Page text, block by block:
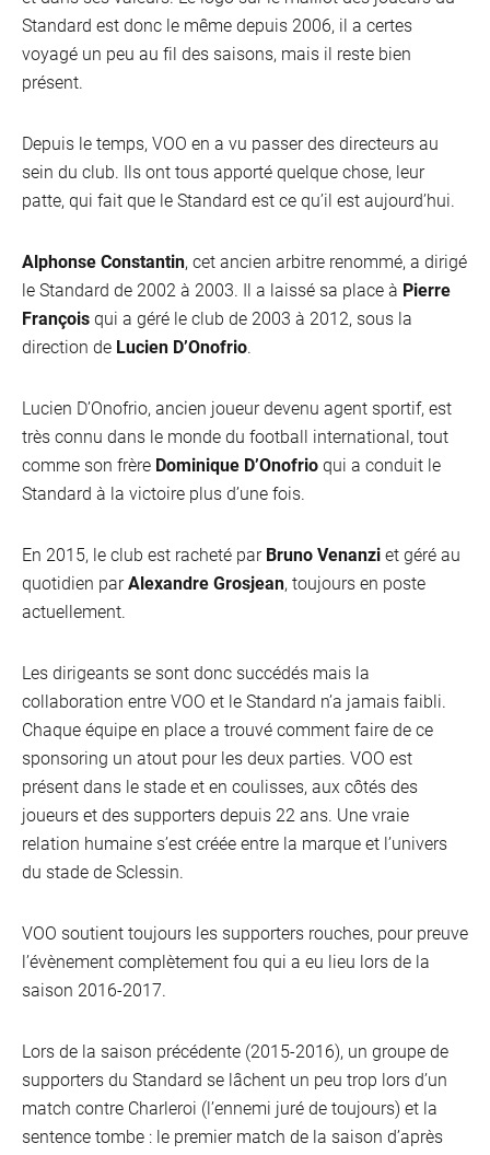
Standard est donc le même depuis 2006, il a certes
voyagé un peu au fil des saisons, mais il reste bien
présent.
Depuis le temps, VOO en a vu passer des directeurs au
sein du club. Ils ont tous apporté quelque chose, leur
patte, qui fait que le Standard est ce qu’il est aujourd’hui.
Alphonse Constantin, cet ancien arbitre renommé, a dirigé
le Standard de 2002 à 2003. Il a laissé sa place à Pierre
Françoisqui a géré le club de 2003 à 2012, sous la
direction de Lucien D’Onofrio.
Lucien D’Onofrio, ancien joueur devenu agent sportif, est
très connu dans le monde du football international, tout
comme son frère Dominique D’Onofrioqui a conduit le
Standard à la victoire plus d’une fois.
En 2015, le club est racheté parBruno Venanziet géré au
quotidien parAlexandre Grosjean, toujours en poste
actuellement.
Les dirigeants se sont donc succédés mais la
collaboration entre VOO et le Standard n’a jamais faibli.
Chaque équipe en place a trouvé comment faire de ce
sponsoring un atout pour les deux parties. VOO est
présent dans le stade et en coulisses, aux côtés des
joueurs et des supporters depuis 22 ans. Une vraie
relation humaine s’est créée entre la marque et l’univers
du stade de Sclessin.
VOO soutient toujours les supporters rouches, pour preuve
l’évènement complètement fou qui a eu lieu lors de la
saison 2016-2017.
Lors de la saison précédente (2015-2016), un groupe de
supporters du Standard se lâchent un peu trop lors d’un
match contre Charleroi (l’ennemi juré de toujours) et la
sentence tombe : le premier match de la saison d’après